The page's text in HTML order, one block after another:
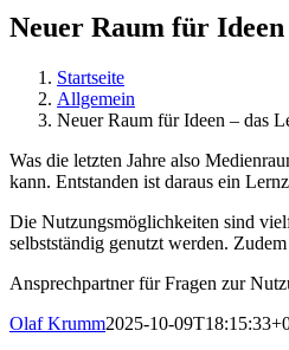
Neuer Raum für
Startseite
Allgemein
Neuer Raum für Ideen – das
Was die letzten Jahre also
kann. Entstanden ist daraus ein
Die Nutzungsmöglichkeiten sind
selbstständig genutzt werden.
Ansprechpartner für Fragen zur
Olaf Krumm2025-10-